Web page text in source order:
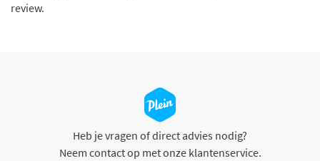
review.
Heb je vragen of direct advies nodig?
Neem contact op met onze klantenservice.